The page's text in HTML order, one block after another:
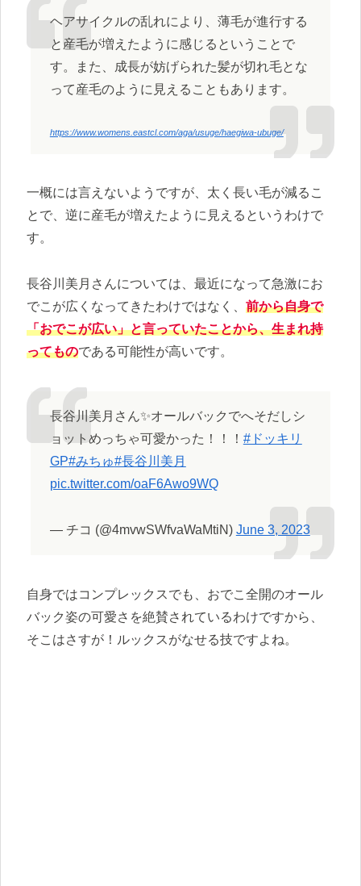
ヘアサイクルの乱れにより、薄毛が進行する
と産毛が増えたように感じるということで
す。また、成長が妨げられた髪が切れ毛とな
って産毛のように見えることもあります。
https://www.womens.eastcl.com/aga/usuge/haegiwa-ubuge/
一概には言えないようですが、太く長い毛が減るこ
とで、逆に産毛が増えたように見えるというわけで
す。
長谷川美月さんについては、最近になって急激にお
でこが広くなってきたわけではなく、 前から自身で
「おでこが広い」と言っていたことから、生まれ持
ってものである可能性が高いです。
長谷川美月さん✨オールバックでへそだしシ
ョットめっちゃ可愛かった！！！ #ドッキリ
GP#みちゅ#長谷川美月
pic.twitter.com/oaF6Awo9WQ
— チコ (@4mvwSWfvaWaMtiN) June 3, 2023
自身ではコンプレックスでも、おでこ全開のオール
バック姿の可愛さを絶賛されているわけですから、
そこはさすが！ルックスがなせる技ですよね。